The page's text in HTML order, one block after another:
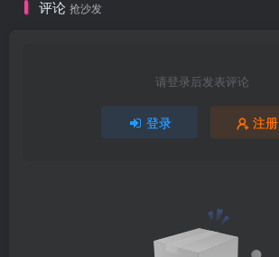
评论 抢沙发
请登录后发表评论
登录 注册